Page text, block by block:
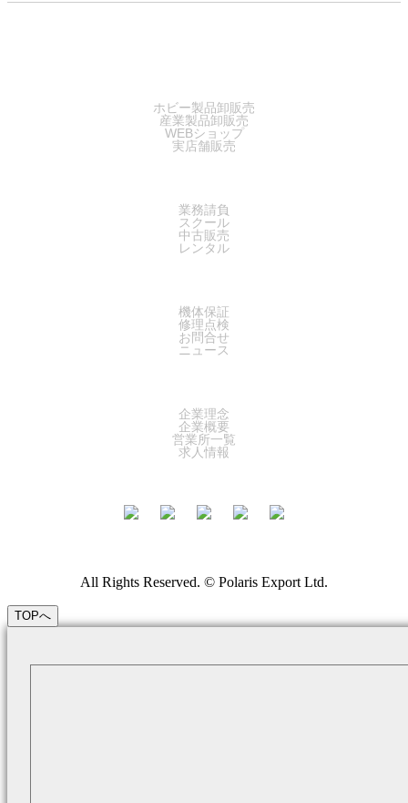
ホビー製品卸販売
産業製品卸販売
WEBショップ
実店舗販売
業務請負
スクール
中古販売
レンタル
機体保証
修理点検
お問合せ
ニュース
企業理念
企業概要
営業所一覧
求人情報
All Rights Reserved. © Polaris Export Ltd.
TOPへ